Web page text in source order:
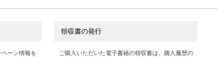
ーン情報を
領収書の発行
ご購入いただいた電子書籍の領収書は、購入履歴の